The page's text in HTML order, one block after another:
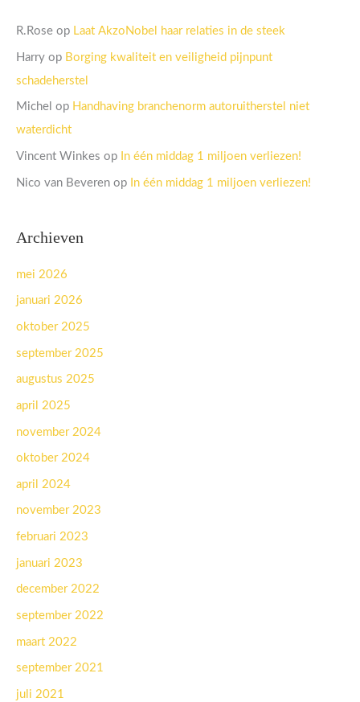
R.Rose op Laat AkzoNobel haar relaties in de steek
Harry op Borging kwaliteit en veiligheid pijnpunt
schadeherstel
Michel op Handhaving branchenorm autoruitherstel niet
waterdicht
Vincent Winkes op In één middag 1 miljoen verliezen!
Nico van Beveren op In één middag 1 miljoen verliezen!
Archieven
mei 2026
januari 2026
oktober 2025
september 2025
augustus 2025
april 2025
november 2024
oktober 2024
april 2024
november 2023
februari 2023
januari 2023
december 2022
september 2022
maart 2022
september 2021
juli 2021